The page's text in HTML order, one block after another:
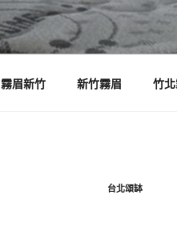
霧眉新竹 新竹霧眉 竹
台北頌缽